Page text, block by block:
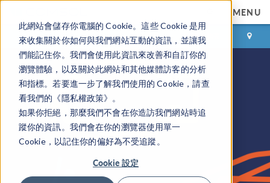
此網站會儲存你電腦的 Cookie。這些 Cookie 是用
來收集關於你如何與我們網站互動的資訊，並讓我
們能記住你。我們會使用此資訊來改善和自訂你的
瀏覽體驗，以及關於此網站和其他媒體訪客的分析
和指標。若要進一步了解我們使用的 Cookie，請查
看我們的《隱私權政策》。
如果你拒絕，那麼我們不會在你造訪我們網站時追
蹤你的資訊。我們會在你的瀏覽器使用單一
Cookie，以記住你的偏好為不受追蹤。
Cookie 設定
MENU
登录 咨询与购买